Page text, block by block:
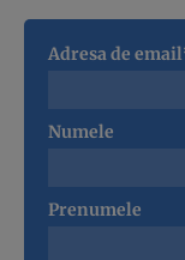
Adresa de
Numele
Prenumele